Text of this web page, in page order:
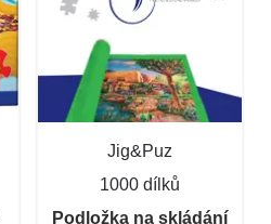
Jig&Puz
1000 dílků
Podložka na skládání